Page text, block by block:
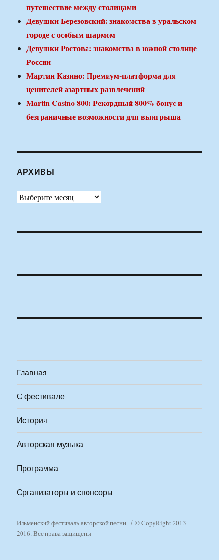
путешествие между столицами
Девушки Березовский: знакомства в уральском
городе с особым шармом
Девушки Ростова: знакомства в южной столице
России
Мартин Казино: Премиум-платформа для
ценителей азартных развлечений
Martin Casino 800: Рекордный 800% бонус и
безграничные возможности для выигрыша
АРХИВЫ
Архивы
Главная
О фестивале
История
Авторская музыка
Программа
Организаторы и спонсоры
Ильменский фестиваль авторской песни
© CopyRight 2013-
2016. Все права защищены